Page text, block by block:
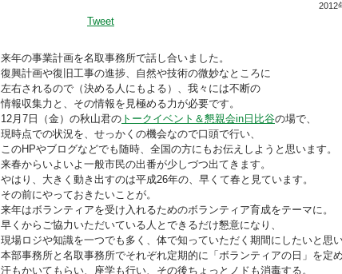
2012
Tweet
来年の事業計画を名取事務所で話し合いました。
復興計画や復旧工事の進捗、自然や技術の微妙なところに
左右されるので（決める人にもよる）、我々には不断の
情報収集力と、その情報を見極める力が必要です。
12月7日（金）の秋山君の トークイベント＆懇親会in日比谷の場で、
現時点での状況を、せっかくの機会なので口頭で行い、
このHPやブログなどでも随時、全国の方にもお伝えしようと思います。
来春からいよいよ一般市民の出番が少しづつ出てきます。
やはり、大きく動き出すのは平成26年の、早くて春と見ています。
その前にやっておきたいことが。
来年はボランティアを受け入れるためのボランティア育成をテーマに。
早くからご協力いただいている人とできるだけ懇意になり、
現場ロジや知識を一つでも多く、体で知っていただく期間にしたいと思い
本部事務所と名取事務所でそれぞれ定期的に「ボランティアの日」を定め
汗もかいてもらい、座学も行い、その後ちょっとノドも消毒する。